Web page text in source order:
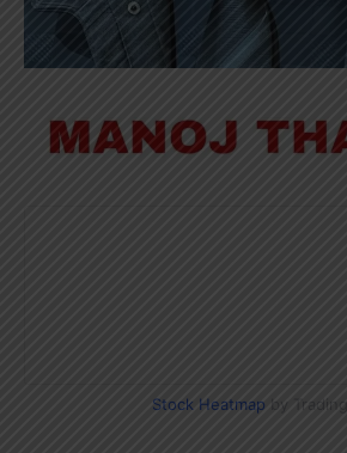
Stock Heatmap by